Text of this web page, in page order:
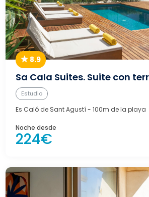
8.9
Sa Cala Suites. Suite con
Estudio
Es Caló de Sant Agustí- 100m de la playa
Noche desde
224€